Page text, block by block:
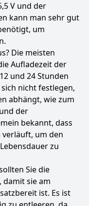
V und der
kann man sehr gut
um
Die meisten
Aufladezeit der
und 24 Stunden
nicht festlegen,
abhängt, wie zum
der
bekannt, dass
um den
zu
Sie die
damit sie am
ist. Es ist